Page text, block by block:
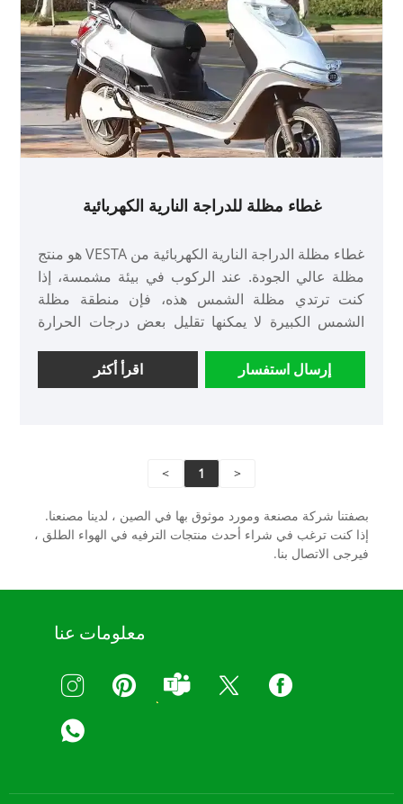
غطاء مظلة للدراجة النارية الكهربائية
غطاء مظلة الدراجة النارية الكهربائية من VESTA هو منتج
مظلة عالي الجودة. عند الركوب في بيئة مشمسة، إذا
كنت ترتدي مظلة الشمس هذه، فإن منطقة مظلة
الشمس الكبيرة لا يمكنها تقليل بعض درجات الحرارة
فوق البنفسجية، مما يجعل رحلتك أكثر راحة.
● العلامة التجارية: فيستا
اقرأ أكثر إرسال استفسار
<
1
>
بصفتنا شركة مصنعة ومورد موثوق بها في الصين ، لدينا مصنعنا.
إذا كنت ترغب في شراء أحدث منتجات الترفيه في الهواء الطلق ،
فيرجى الاتصال بنا.
معلومات عنا